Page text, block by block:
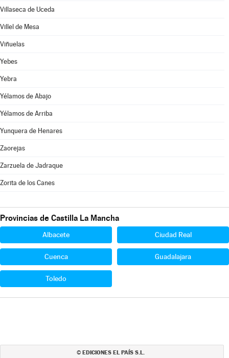
Villaseca de Uceda
Villel de Mesa
Viñuelas
Yebes
Yebra
Yélamos de Abajo
Yélamos de Arriba
Yunquera de Henares
Zaorejas
Zarzuela de Jadraque
Zorita de los Canes
Provincias de Castilla La Mancha
Albacete Ciudad Real
Cuenca Guadalajara
Toledo
© EDICIONES EL PAÍS S.L.